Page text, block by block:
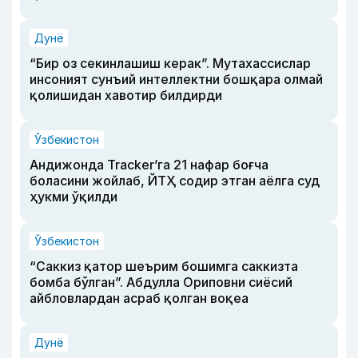
Дунё
“Бир оз секинлашиш керак”. Мутахассислар
инсоният сунъий интеллектни бошқара олмай
қолишидан хавотир билдирди
Ўзбекистон
Андижонда Tracker’га 21 нафар боғча
боласини жойлаб, ЙТҲ содир этган аёлга суд
ҳукми ўқилди
Ўзбекистон
“Саккиз қатор шеърим бошимга саккизта
бомба бўлган”. Абдулла Ориповни сиёсий
айбловлардан асраб қолган воқеа
Дунё